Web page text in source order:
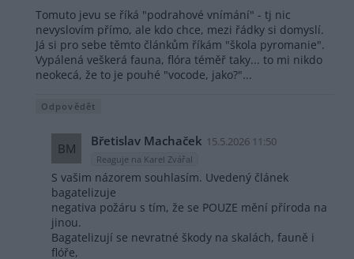
Tomuto jevu se říká "podrahové vnímání" - tj nic
nevyslovím přímo, ale kdo chce, mezi řádky si domyslí.
Já si pro sebe těmto článkům říkám "škola pyromanie".
Vypálená veškerá fauna, flóra téměř taky... to mi nikdo
neokecá, že to je pouhé "vocode, jako?"...
Odpovědět
BM Břetislav Machaček 15.5.2026 11:50
Reaguje na Karel Zvářal
S vašim názorem souhlasím. Uvedený článek
bagatelizuje
negativa požáru s tím, že se POUZE mění příroda na
jinou.
Bagatelizují se nevratné škody na skalách, fauně i
flóře,